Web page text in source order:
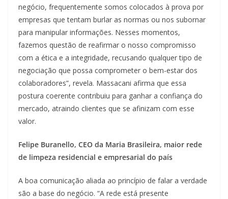
negócio, frequentemente somos colocados à prova por
empresas que tentam burlar as normas ou nos subornar
para manipular informações. Nesses momentos,
fazemos questão de reafirmar o nosso compromisso
com a ética e a integridade, recusando qualquer tipo de
negociação que possa comprometer o bem-estar dos
colaboradores”, revela. Massacani afirma que essa
postura coerente contribuiu para ganhar a confiança do
mercado, atraindo clientes que se afinizam com esse
valor.
Felipe Buranello, CEO da Maria Brasileira, maior rede
de limpeza residencial e empresarial do país
A boa comunicação aliada ao princípio de falar a verdade
são a base do negócio. “A rede está presente